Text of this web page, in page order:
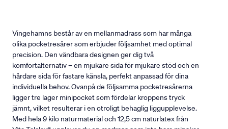
Vingehamns består av en mellanmadrass som har många
olika pocketresårer som erbjuder följsamhet med optimal
precision. Den vändbara designen ger dig två
komfortalternativ – en mjukare sida för mjukare stöd och en
hårdare sida för fastare känsla, perfekt anpassad för dina
individuella behov. Ovanpå de följsamma pocketresårerna
ligger tre lager minipocket som fördelar kroppens tryck
jämnt, vilket resulterar i en otroligt behaglig liggupplevelse.
Med hela 9 kilo naturmaterial och 12,5 cm naturlatex från